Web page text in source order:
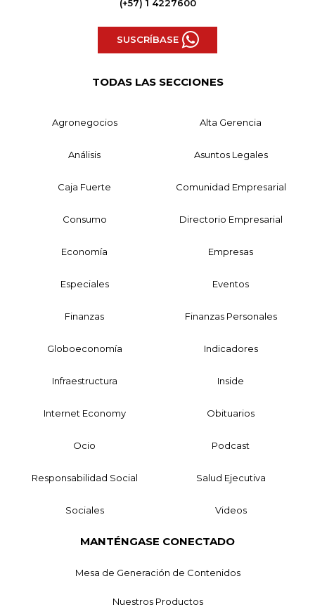
(+57) 1 4227600
SUSCRÍBASE
TODAS LAS SECCIONES
Agronegocios Alta Gerencia
Análisis Asuntos Legales
Caja Fuerte Comunidad Empresarial
Consumo Directorio Empresarial
Economía Empresas
Especiales Eventos
Finanzas Finanzas Personales
Globoeconomía Indicadores
Infraestructura Inside
Internet Economy Obituarios
Ocio Podcast
Responsabilidad Social Salud Ejecutiva
Sociales Videos
MANTÉNGASE CONECTADO
Mesa de Generación de Contenidos
Nuestros Productos